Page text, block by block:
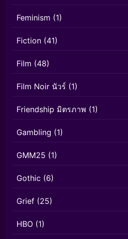
Feminism (1)
Fiction (41)
Film (48)
Film Noir นัวร์ (1)
Friendship มิตรภาพ (1)
Gambling (1)
GMM25 (1)
Gothic (6)
Grief (25)
HBO (1)